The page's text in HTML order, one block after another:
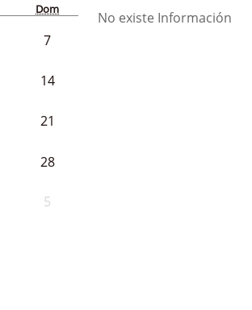
Dom
7
14
21
28
5
No existe Información